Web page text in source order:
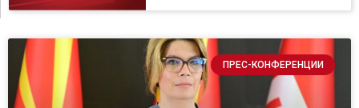
ПРЕС-КОНФЕРЕНЦИИ